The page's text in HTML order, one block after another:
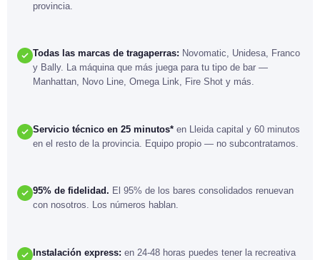
provincia.
Todas las marcas de tragaperras: Novomatic, Unidesa, Franco
y Bally. La máquina que más juega para tu tipo de bar —
Manhattan, Novo Line, Omega Link, Fire Shot y más.
Servicio técnico en 25 minutos* en Lleida capital y 60 minutos
en el resto de la provincia. Equipo propio — no subcontratamos.
95% de fidelidad. El 95% de los bares consolidados renuevan
con nosotros. Los números hablan.
Instalación express: en 24-48 horas puedes tener la recreativa